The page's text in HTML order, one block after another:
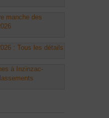
manche des
: Tous les détails
à Inzinzac-